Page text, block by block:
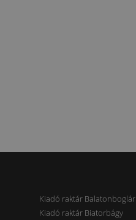
Kiadó raktár Balatonboglár
Kiadó raktár Biatorbágy